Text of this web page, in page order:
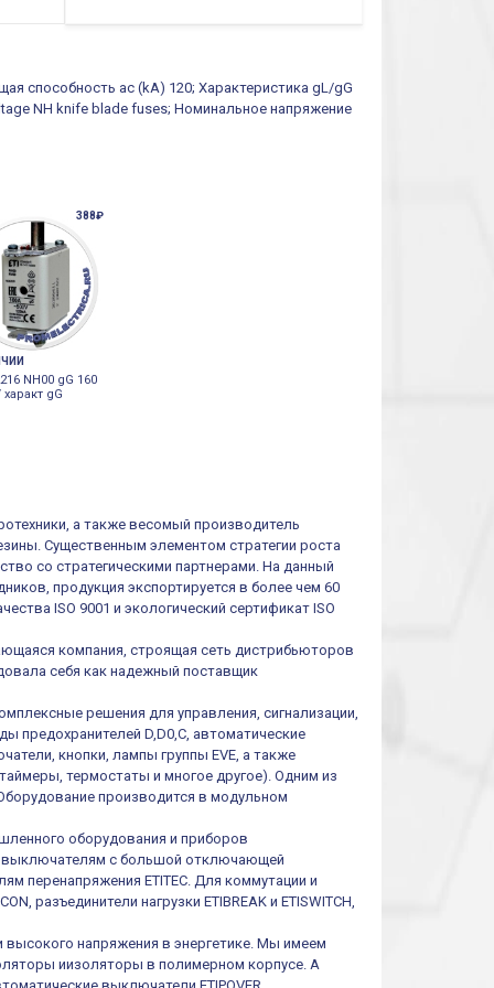
способность ac (kA) 120; Характеристика gL/gG
NH knife blade fuses; Номинальное напряжение
388₽
NH00 gG 160
характ gG
а также весомый производитель
Существенным элементом стратегии роста
со стратегическими партнерами. На данный
продукция экспортируется в более чем 60
ISO 9001 и экологический сертификат ISO
компания, строящая сеть дистрибьюторов
себя как надежный поставщик
решения для управления, сигнализации,
предохранителей D,D0,C, автоматические
кнопки, лампы группы EVE, а также
термостаты и многое другое). Одним из
производится в модульном
оборудования и приборов
выключателям с большой отключающей
перенапряжения ETITEC. Для коммутации и
разъединители нагрузки ETIBREAK и ETISWITCH,
высокого напряжения в энергетике. Мы имеем
иизоляторы в полимерном корпусе. А